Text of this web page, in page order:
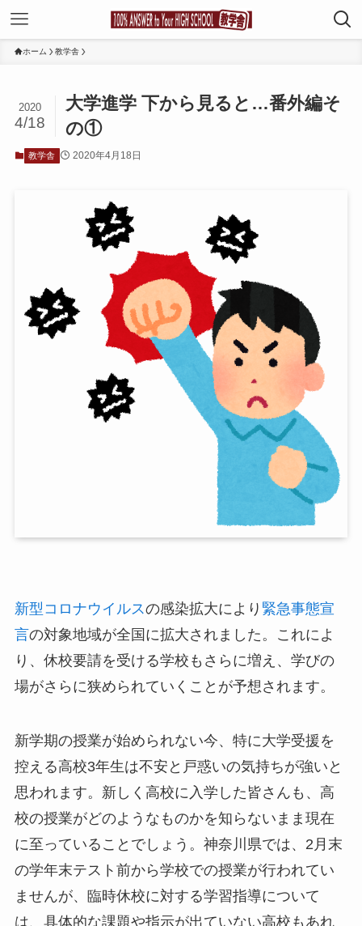
ホーム 教学舎
大学進学 下から見ると…番外編そ
の①
2020
4/18
教学舎 2020年4月18日
新型コロナウイルスの感染拡大により 緊急事態宣
言の対象地域が全国に拡大されました。これによ
り、休校要請を受ける学校もさらに増え、学びの
場がさらに狭められていくことが予想されます。
新学期の授業が始められない今、特に大学受援を
控える高校3年生は不安と戸惑いの気持ちが強いと
思われます。新しく高校に入学した皆さんも、高
校の授業がどのようなものかを知らないまま現在
に至っていることでしょう。神奈川県では、2月末
の学年末テスト前から学校での授業が行われてい
ませんが、臨時休校に対する学習指導について
は、具体的な課題や指示が出ていない高校もあれ